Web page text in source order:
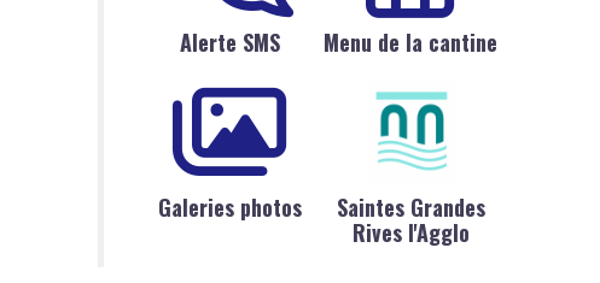
Alerte SMS Menu de la cantine
Galeries photos
Saintes Grandes
Rives l'Agglo